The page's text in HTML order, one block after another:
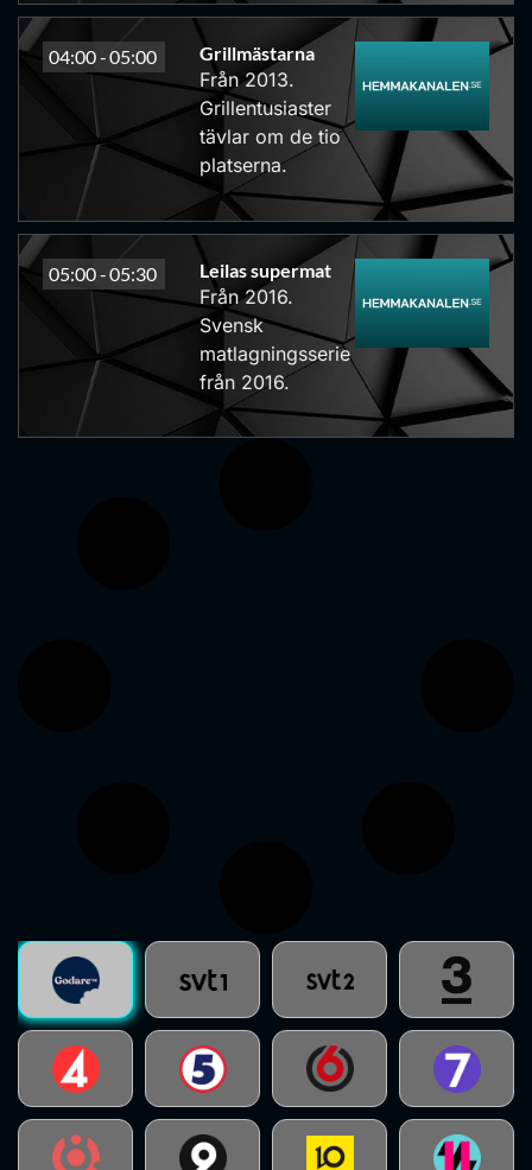
04:00 -05:00 Grillmästarna
Från 2013.
Grillentusiaster
tävlar om de tio
platserna.
05:00 -05:30 Leilas supermat
Från 2016.
Svensk
matlagningsserie
från 2016.